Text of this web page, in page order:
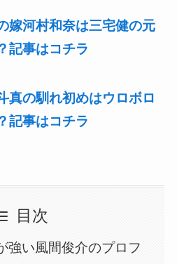
嫁河村和奈は三宅健の元
記事はコチラ
の馴れ初めはウロボロ
記事はコチラ
目次
強い風間俊介のプロフ